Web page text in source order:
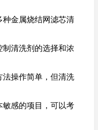
种金属烧结网滤芯清
清洗剂的选择和浓
法操作简单，但清洗
敏感的项目，可以考